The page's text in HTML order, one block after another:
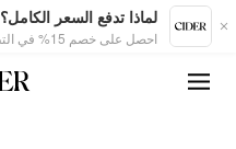
لماذا تدفع السعر الكامل؟
احصل على خصم 15% في التطبيق